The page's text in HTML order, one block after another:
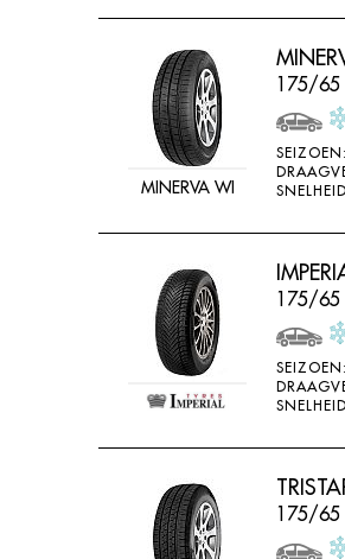
MINERVA WI
175/65
175/65
175/65